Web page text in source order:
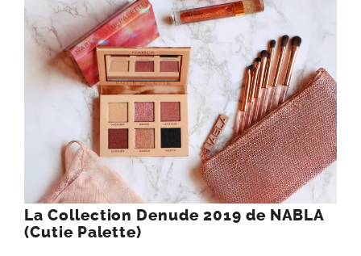
La Collection Denude 2019 de NABLA
(Cutie Palette)